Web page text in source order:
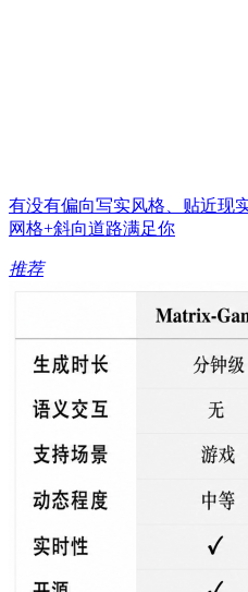
有没有偏向写实风格、贴近现
网格+斜向道路满足你
推荐